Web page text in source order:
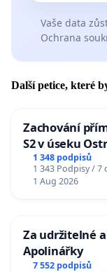
Vaše data
Ochrana
Další petice, které
Zachování
S2 v úseku
u Jablunkova
1 348 podpisů
1 343 Podpisy / 7
1 Aug 2026
Za udržitelné
Apolinářky
7 552 podpisů